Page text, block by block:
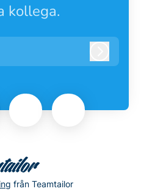
kollega.
från Teamtailor